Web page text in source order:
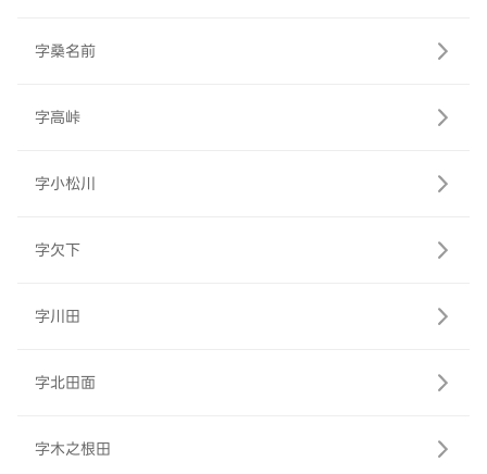
字桑名前
字高峠
字小松川
字欠下
字川田
字北田面
字木之根田